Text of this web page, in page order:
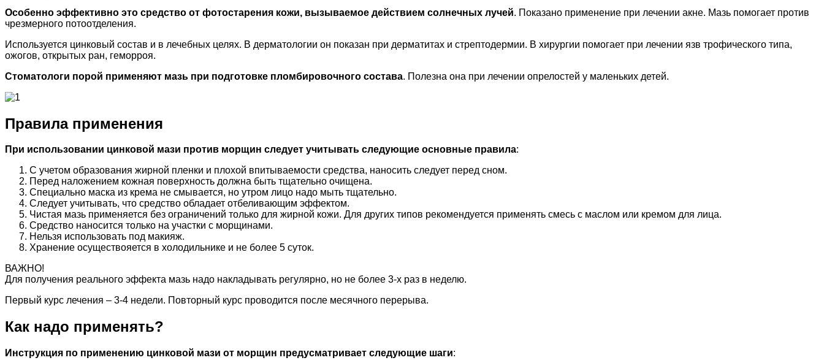
Особенно эффективно это средство от фотостарения кожи, вызываемое действием солнечных лучей. Показано применение при лечении акне. Мазь помогает против
чрезмерного потоотделения.
Используется цинковый состав и в лечебных целях. В дерматологии он показан при дерматитах и стрептодермии. В хирургии помогает при лечении язв трофического типа,
ожогов, открытых ран, геморроя.
Стоматологи порой применяют мазь при подготовке пломбировочного состава. Полезна она при лечении опрелостей у маленьких детей.
Правила применения
При использовании цинковой мази против морщин следует учитывать следующие основные правила:
С учетом образования жирной пленки и плохой впитываемости средства, наносить следует перед сном.
Перед наложением кожная поверхность должна быть тщательно очищена.
Специально маска из крема не смывается, но утром лицо надо мыть тщательно.
Следует учитывать, что средство обладает отбеливающим эффектом.
Чистая мазь применяется без ограничений только для жирной кожи. Для других типов рекомендуется применять смесь с маслом или кремом для лица.
Средство наносится только на участки с морщинами.
Нельзя использовать под макияж.
Хранение осуществояется в холодильнике и не более 5 суток.
ВАЖНО!
Для получения реального эффекта мазь надо накладывать регулярно, но не более 3-х раз в неделю.
Первый курс лечения – 3-4 недели. Повторный курс проводится после месячного перерыва.
Как надо применять?
Инструкция по применению цинковой мази от морщин предусматривает следующие шаги: